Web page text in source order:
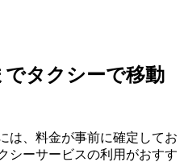
でタクシーで移動
は、料金が事前に確定してお
シーサービスの利用がおすす